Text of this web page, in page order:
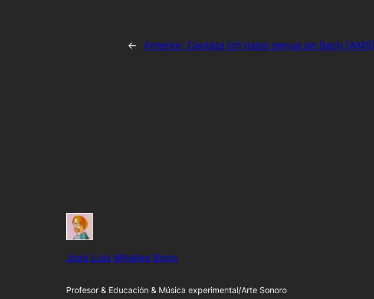
← Anterior: Cantata Ich habe genug de Bach [AMS]
José Luis Miralles Bono
Profesor & Educación & Música experimental/Arte Sonoro